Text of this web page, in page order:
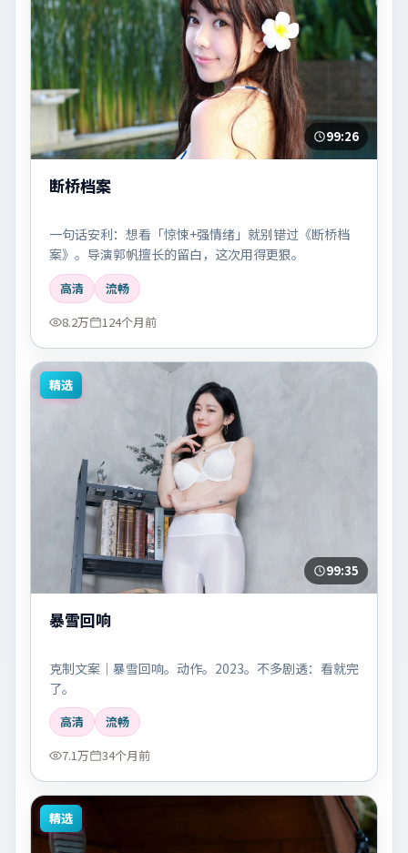
99:26
断桥档案
一句话安利：想看「惊悚+强情绪」就别错过《断桥档
案》。导演郭帆擅长的留白，这次用得更狠。
高清
流畅
8.2万
124个月前
精选
99:35
暴雪回响
克制文案｜暴雪回响。动作。2023。不多剧透：看就完
了。
高清
流畅
7.1万
34个月前
精选